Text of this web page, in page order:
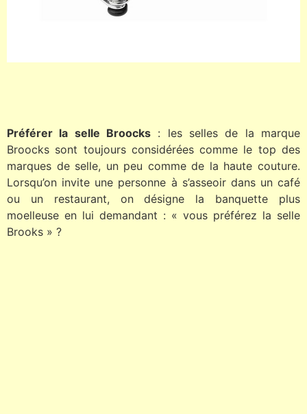
Préférer la selle Broocks : les selles de la marque
Broocks sont toujours considérées comme le top des
marques de selle, un peu comme de la haute couture.
Lorsqu’on invite une personne à s’asseoir dans un café
ou un restaurant, on désigne la banquette plus
moelleuse en lui demandant : « vous préférez la selle
Brooks » ?